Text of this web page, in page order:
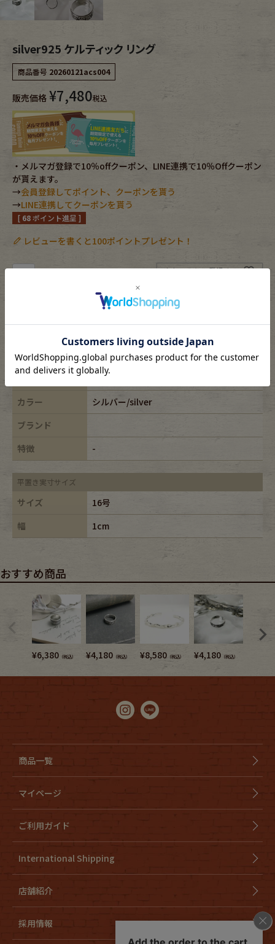
Bottoms
レディース商品カテゴリーから探す
Tops
Outer
Fafatt
小物・アクセサリーから探す
Eye Wear
vintage bicycle
FAFATT
silver925 ケルティック リング
商品番号 20260121acs004
販売価格 ¥7,480税込
・メルマガ登録で10％offクーポン、LINE連携で10％Offクーポン
が貰えます。
→会員登録してポイント、クーポンを貰う
→LINE連携してクーポンを貰う
[ 68ポイント進呈 ]
レビューを書くと100ポイントプレゼント！
お気に入りに登録する
カートに入れる
返品特約について
シルバー/silver
カラー
シルバー/silver
ブランド
特徴
-
平置き実寸サイズ
サイズ
16号
幅
1cm
おすすめ商品
¥6,380 （税込） ¥4,180 （税込） ¥8,580 （税込） ¥4,180 （税込）
商品一覧
マイページ
ご利用ガイド
International Shipping
店舗紹介
採用情報